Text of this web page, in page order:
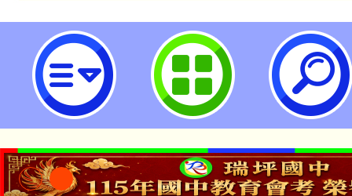
清華大學辦理「跨文體多模態閱讀
到教室」研習-桃園市立瑞坪國民中